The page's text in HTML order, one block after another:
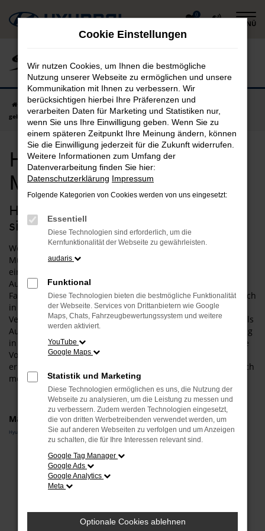
Zum
Hauptinhalt
0
MENÜ
Startseite München Hyundai Hyundai i10
Hyundai i10
gebraucht in München günstig kaufen
Hyundai i10 gebraucht in
München günstig kaufen
Hyundai i10 Gebrauchtwagen – Ihr
sicherer Autokauf für München
Wenn Sie in einem sicheren und zuverlässigen Fahrzeug in
München unterwegs sein möchten, empfehlen wir Ihnen
einen Hyundai i10 Gebrauchtwagen. Der Grund für unsere
Auswahl liegt vor allem in der hohen Qualität dieses
Fahrzeugs. Sowohl in der aktuellen Modellgeneration als auch
in älteren Auflagen punktet dieses Fahrzeug mit 1a-
Verarbeitung und einer überaus fortschrittlichen Technik. Als
Autohändler mit viel Erfahrung und einer tiefen Verankerung
in München und Umgebung sind wir gerne bereit, Ihnen die
Vorzüge unserer Hyundai i10 Gebrauchtwagen vor Ort zu
erläutern. Wir lassen Sie einsteigen und halten oftmals gleich
mehrere Modelle für Sie auf Lager.
Marken
Hyundai
Fehler: Network Error
Beim Laden ist ein Fehler aufgetreten.
Überprüfe deine Firewall und deine
Cookie Einstellungen
Wir nutzen Cookies, um Ihnen die bestmögliche
Nutzung unserer Webseite zu ermöglichen und unsere
Kommunikation mit Ihnen zu verbessern. Wir
berücksichtigen hierbei Ihre Präferenzen und
verarbeiten Daten für Marketing und Statistiken nur,
wenn Sie uns Ihre Einwilligung geben. Wenn Sie zu
einem späteren Zeitpunkt Ihre Meinung ändern, können
Sie die Einwilligung jederzeit für die Zukunft widerrufen.
Weitere Informationen zum Umfang der
Datenverarbeitung finden Sie hier:
Datenschutzerklärung Impressum
Folgende Kategorien von Cookies werden von uns eingesetzt:
Essentiell
Diese Technologien sind erforderlich, um die
Kernfunktionalität der Webseite zu gewährleisten.
audaris
Funktional
Diese Technologien bieten die bestmögliche Funktionalität
der Webseite. Services von Drittanbietern wie Google
Maps, Chats, Fahrzeugbewertungssystem und weitere
werden aktiviert.
YouTube
Google Maps
Statistik und Marketing
Diese Technologien ermöglichen es uns, die Nutzung der
Webseite zu analysieren, um die Leistung zu messen und
zu verbessern. Zudem werden Technologien eingesetzt,
die von dritten Werbetreibenden verwendet werden, um
Sie auf anderen Webseiten zu verfolgen und um Anzeigen
zu schalten, die für Ihre Interessen relevant sind.
Google Tag Manager
Google Ads
Google Analytics
Meta
Optionale Cookies ablehnen